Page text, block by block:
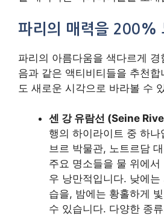
파리의 매력을 200%
파리의 아름다움을 색다르게
음과 같은 액티비티들을 추천합
도 새로운 시각으로 바라볼 수
센 강 유람선 (Seine
행의 하이라이트 중 하
브르 박물관, 노트르담
주요 명소들을 물 위에서
우 낭만적입니다. 낮에
습을, 밤에는 황홀하게
수 있습니다. 다양한 종